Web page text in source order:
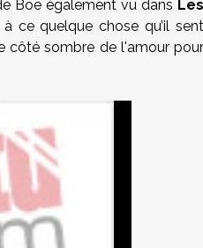
Boe également vu dans Les
ce quelque chose qu’il sent
côté sombre de l'amour pour